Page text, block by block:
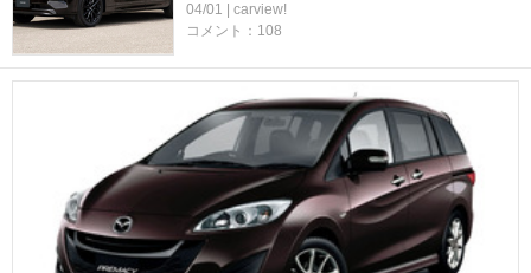
04/01 | carview!
コメント：108